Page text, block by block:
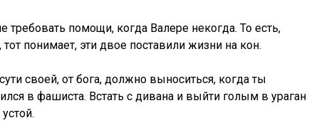
помощи, когда Валере некогда. То есть,
понимает, эти двое поставили жизни на кон.
своей, от бога, должно выноситься, когда ты
в фашиста. Встать с дивана и выйти голым в ураган